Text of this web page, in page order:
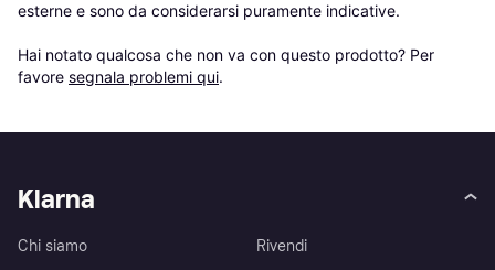
esterne e sono da considerarsi puramente indicative.
Hai notato qualcosa che non va con questo prodotto? Per
favore segnala problemi qui.
Klarna
Chi siamo
Rivendi